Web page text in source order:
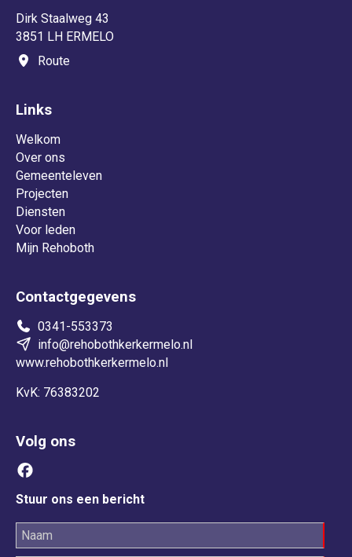
Dirk Staalweg 43
3851 LH ERMELO
Route
Links
Welkom
Over ons
Gemeenteleven
Projecten
Diensten
Voor leden
Mijn Rehoboth
Contactgegevens
0341-553373
info@rehobothkerkermelo.nl
www.rehobothkerkermelo.nl
KvK: 76383202
Volg ons
Stuur ons een bericht